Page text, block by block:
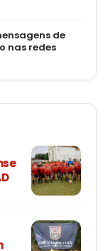
de
nas redes